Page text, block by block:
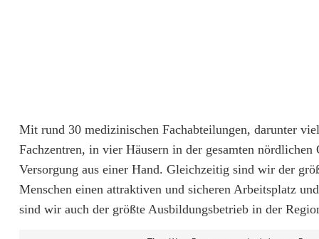
l
l
t
h
Mit rund 30 medizinischen Fachabteilungen, darunter
Fachzentren, in vier Häusern in der gesamten
Versorgung aus einer Hand. Gleichzeitig sind wir der
Menschen einen attraktiven und sicheren Arbeitsplatz
sind wir auch der größte Ausbildungsbetrieb in der